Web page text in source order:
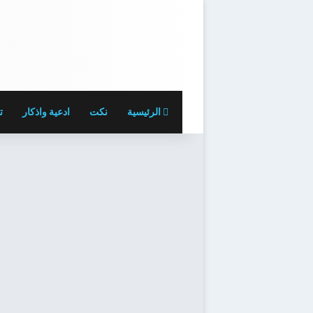
الرئيسية نكت ادعية واذكار